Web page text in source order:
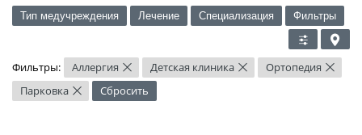
Тип медучреждения Лечение Специализация Фильтры
Фильтры: Аллергия × Детская клиника × Ортопедия ×
Парковка × Сбросить